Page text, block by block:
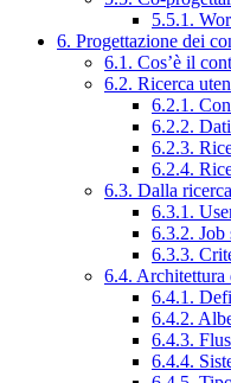
5.5.1.
6. Progettazione dei
6.1. Cos’è il
6.2. Ricerca
6.2.1.
6.2.2.
6.2.3.
6.2.4.
6.3. Dalla
6.3.1.
6.3.2. Job
6.3.3.
6.4. Architettura
6.4.1.
6.4.2.
6.4.3.
6.4.4.